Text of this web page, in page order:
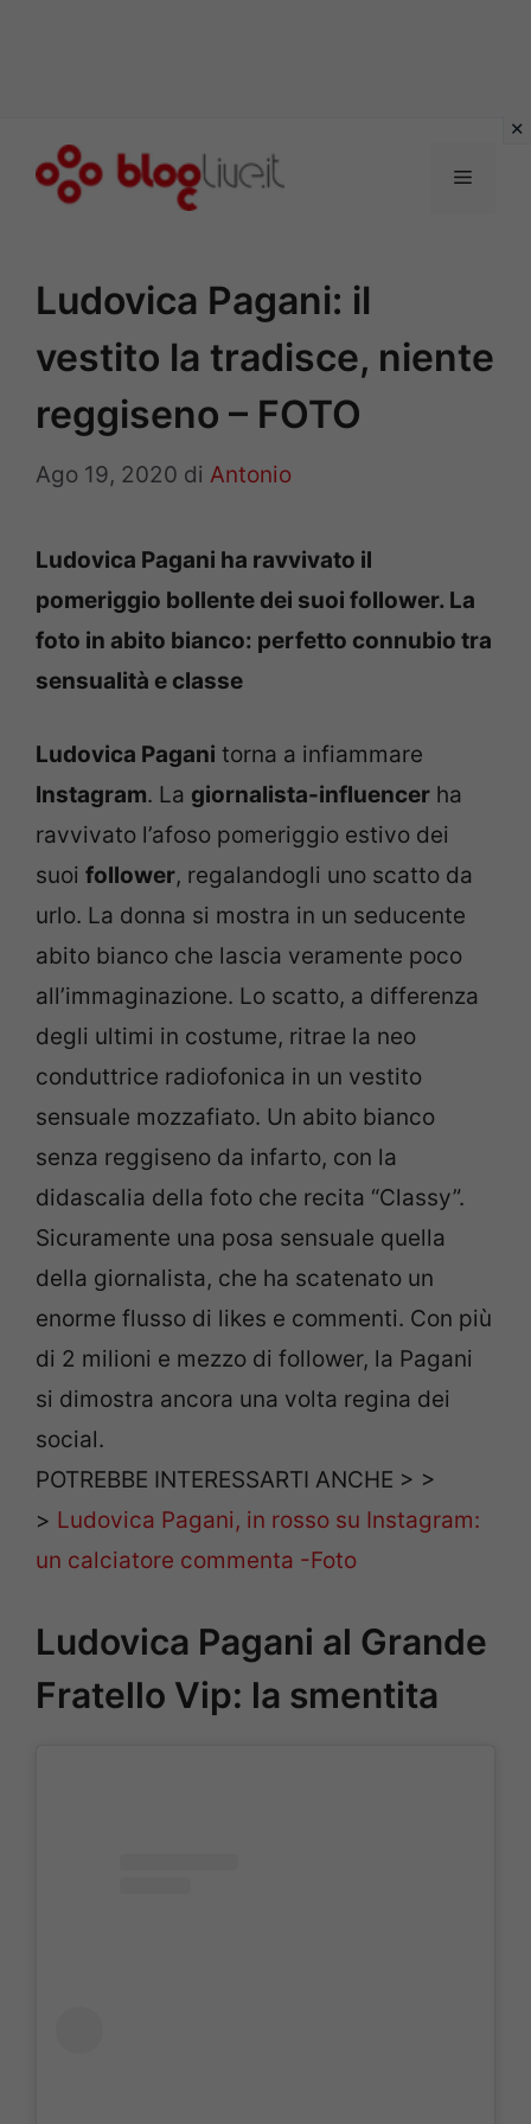
Menu
Ludovica Pagani: il
vestito la tradisce, niente
reggiseno – FOTO
Ago 19, 2020 di Antonio
Ludovica Pagani ha ravvivato il
pomeriggio bollente dei suoi follower. La
foto in abito bianco: perfetto connubio tra
sensualità e classe
Ludovica Pagani torna a infiammare
Instagram. La giornalista-influencer ha
ravvivato l’afoso pomeriggio estivo dei
suoi follower, regalandogli uno scatto da
urlo. La donna si mostra in un seducente
abito bianco che lascia veramente poco
all’immaginazione. Lo scatto, a differenza
degli ultimi in costume, ritrae la neo
conduttrice radiofonica in un vestito
sensuale mozzafiato. Un abito bianco
senza reggiseno da infarto, con la
didascalia della foto che recita “Classy”.
Sicuramente una posa sensuale quella
della giornalista, che ha scatenato un
enorme flusso di likes e commenti. Con più
di 2 milioni e mezzo di follower, la Pagani
si dimostra ancora una volta regina dei
social.
POTREBBE INTERESSARTI ANCHE > >
> Ludovica Pagani, in rosso su Instagram:
un calciatore commenta -Foto
Ludovica Pagani al Grande
Fratello Vip: la smentita